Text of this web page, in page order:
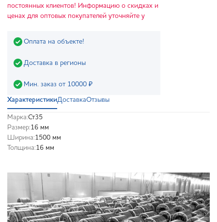
постоянных клиентов! Информацию о скидках и
ценах для оптовых покупателей уточняйте у
Оплата на объекте!
Доставка в регионы
Мин. заказ от 10000 ₽
ХарактеристикиДоставкаОтзывы
Марка:Ст35
Размер:16 мм
Ширина:1500 мм
Толщина:16 мм